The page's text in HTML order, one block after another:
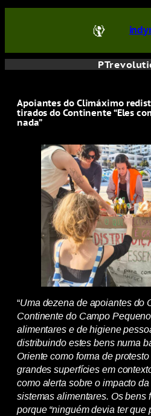
Saltar
conteúdo
Apoiantes do Climáximo
tirados do Continente “Eles
nada”
“Uma dezena de apoiantes do
Continente do Campo
alimentares e de higiene
distribuindo estes bens numa
Oriente como forma de
grandes superfícies em
como alerta sobre o impacto
sistemas alimentares. Os bens
porque “ninguém devia ter que